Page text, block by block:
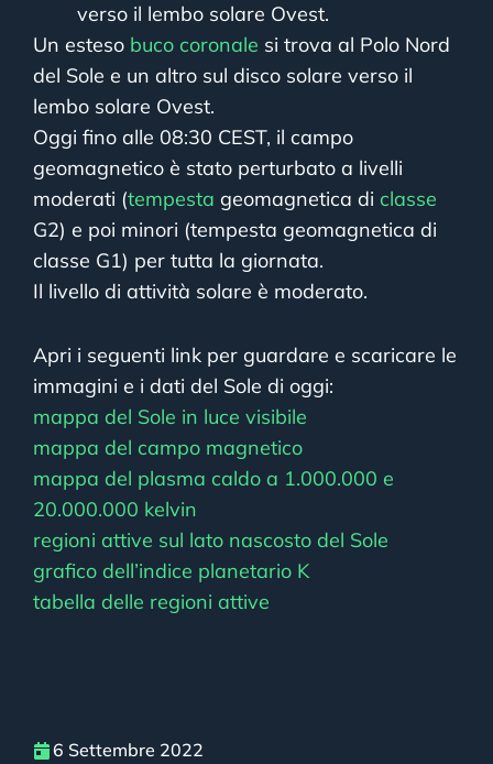
verso il lembo solare Ovest.
Un esteso buco coronale si trova al Polo Nord
del Sole e un altro sul disco solare verso il
lembo solare Ovest.
Oggi fino alle 08:30 CEST, il campo
geomagnetico è stato perturbato a livelli
moderati (tempesta geomagnetica di classe
G2) e poi minori (tempesta geomagnetica di
classe G1) per tutta la giornata.
Il livello di attività solare è moderato.
Apri i seguenti link per guardare e scaricare le
immagini e i dati del Sole di oggi:
mappa del Sole in luce visibile
mappa del campo magnetico
mappa del plasma caldo a 1.000.000 e
20.000.000 kelvin
regioni attive sul lato nascosto del Sole
grafico dell’indice planetario K
tabella delle regioni attive
6 Settembre 2022